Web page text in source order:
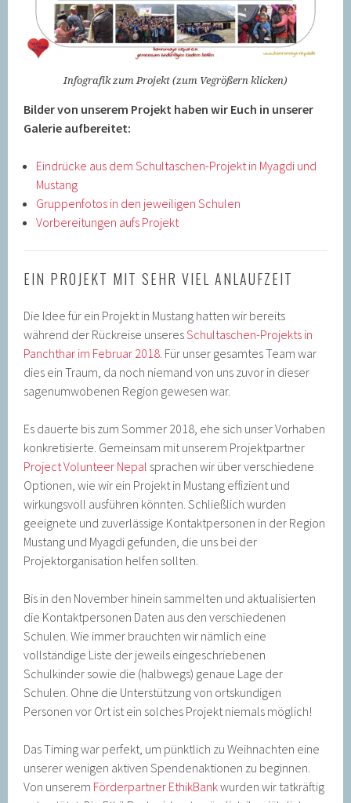
Infografik zum Projekt (zum Vegrößern klicken)
Bilder von unserem Projekt haben wir Euch in unserer
Galerie aufbereitet:
Eindrücke aus dem Schultaschen-Projekt in Myagdi und
Mustang
Gruppenfotos in den jeweiligen Schulen
Vorbereitungen aufs Projekt
EIN PROJEKT MIT SEHR VIEL ANLAUFZEIT
Die Idee für ein Projekt in Mustang hatten wir bereits
während der Rückreise unseresSchultaschen-Projekts in
Panchthar im Februar 2018. Für unser gesamtes Team war
dies ein Traum, da noch niemand von uns zuvor in dieser
sagenumwobenen Region gewesen war.
Es dauerte bis zum Sommer 2018, ehe sich unser Vorhaben
konkretisierte. Gemeinsam mit unserem Projektpartner
Project Volunteer Nepal sprachen wir über verschiedene
Optionen, wie wir ein Projekt in Mustang effizient und
wirkungsvoll ausführen könnten. Schließlich wurden
geeignete und zuverlässige Kontaktpersonen in der Region
Mustang und Myagdi gefunden, die uns bei der
Projektorganisation helfen sollten.
Bis in den November hinein sammelten und aktualisierten
die Kontaktpersonen Daten aus den verschiedenen
Schulen. Wie immer brauchten wir nämlich eine
vollständige Liste der jeweils eingeschriebenen
Schulkinder sowie die (halbwegs) genaue Lage der
Schulen. Ohne die Unterstützung von ortskundigen
Personen vor Ort ist ein solches Projekt niemals möglich!
Das Timing war perfekt, um pünktlich zu Weihnachten eine
unserer wenigen aktiven Spendenaktionen zu beginnen.
Von unserem Förderpartner EthikBankwurden wir tatkräftig